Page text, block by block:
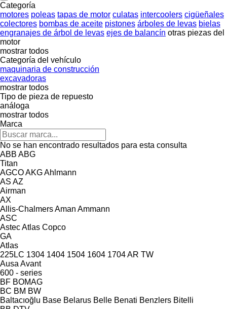
Categoría
motores poleas tapas de motor culatas intercoolers cigüeñales
colectores bombas de aceite pistones árboles de levas bielas
engranajes de árbol de levas ejes de balancín otras piezas del
motor
mostrar todos
Categoría del vehículo
maquinaria de construcción
excavadoras
mostrar todos
Tipo de pieza de repuesto
análoga
mostrar todos
Marca
No se han encontrado resultados para esta consulta
ABB ABG
Titan
AGCOAKGAhlmann
AS AZ
Airman
AX
Allis-ChalmersAman Ammann
ASC
AstecAtlas Copco
GA
Atlas
225LC 1304 1404 1504 1604 1704AR TW
Ausa Avant
600 - series
BF BOMAG
BC BM BW
Baltacıoğlu Base Belarus Belle Benati Benzlers Bitelli